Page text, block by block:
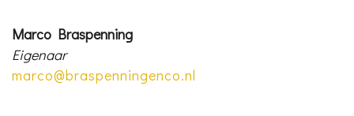
Marco Braspenning
Eigenaar
marco@braspenningenco.nl